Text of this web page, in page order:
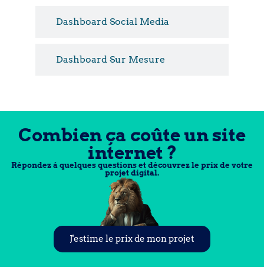
Dashboard Social Media
Dashboard Sur Mesure
Combien ça coûte un site
internet ?
Répondez à quelques questions et découvrez le prix de votre
projet digital.
J'estime le prix de mon projet